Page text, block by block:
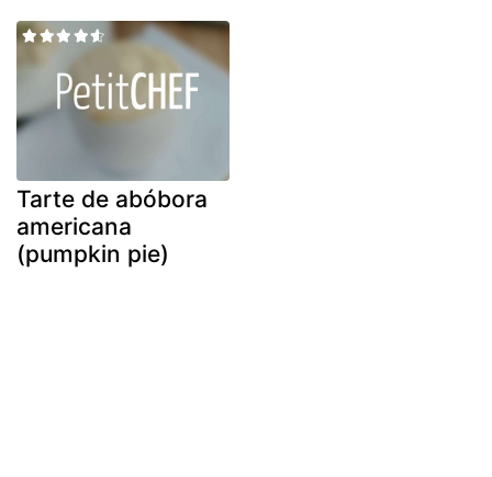
Tarte de abóbora
americana
(pumpkin pie)